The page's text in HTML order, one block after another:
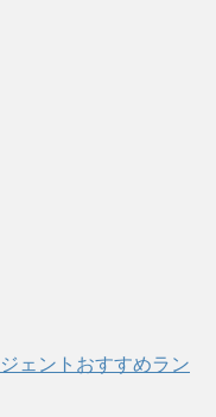
ェントおすすめラン